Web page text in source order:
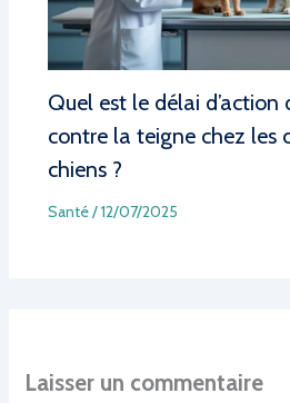
Quel est le délai
contre la teigne chez les
chiens ?
Santé/12/07/2025
Laisser un commentaire